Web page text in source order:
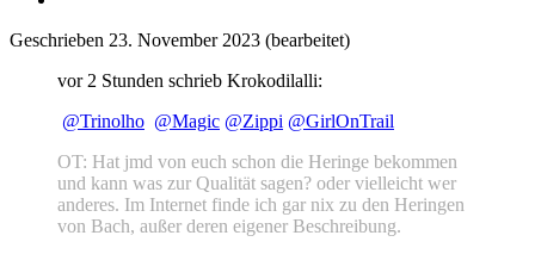
Geschrieben 23. November 2023 (bearbeitet)
vor 2 Stunden schrieb Krokodilalli:
@Trinolho @Magic @Zippi @GirlOnTrail
OT: Hat jmd von euch schon die Heringe bekommen
und kann was zur Qualität sagen? oder vielleicht wer
anderes. Im Internet finde ich gar nix zu den Heringen
von Bach, außer deren eigener Beschreibung.